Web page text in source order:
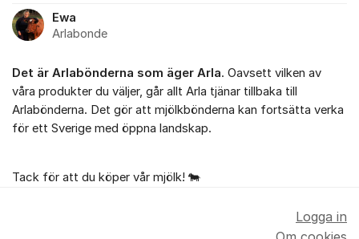
Ewa
Arlabonde
Det är Arlabönderna som äger Arla. Oavsett vilken av
våra produkter du väljer, går allt Arla tjänar tillbaka till
Arlabönderna. Det gör att mjölkbönderna kan fortsätta verka
för ett Sverige med öppna landskap.
Tack för att du köper vår mjölk! 🐄
Logga in